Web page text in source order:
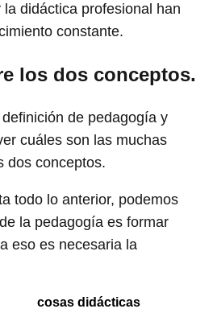
didáctica profesional han
constante.
los dos conceptos.
de pedagogía y
cuáles son las muchas
dos conceptos.
todo lo anterior, podemos
la pedagogía es formar
eso es necesaria la
cosas didácticas